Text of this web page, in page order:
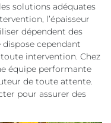
solutions adéquates
l’épaisseur
dépendent des
cependant
intervention. Chez
équipe performante
de toute attente.
pour assurer des